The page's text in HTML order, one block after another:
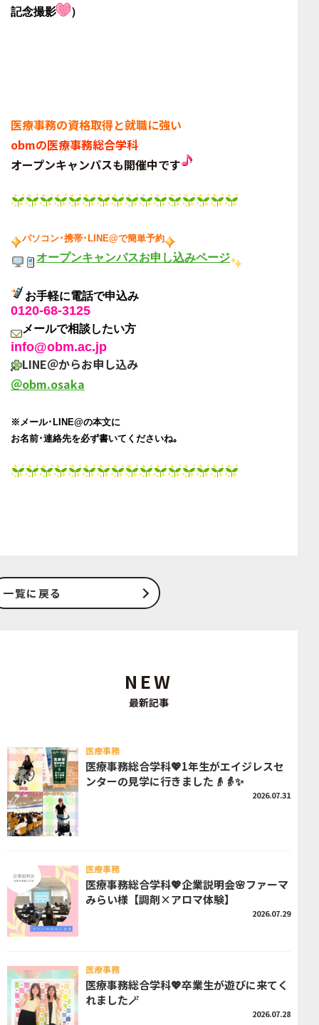
NEW
最新記事
医療事務
医療事務総合学科💖1年生がエイジレスセ
ンターの見学に行きました👴👵✨
2026.07.31
医療事務
医療事務総合学科💖企業説明会🌸ファーマ
みらい様【調剤×アロマ体験】
2026.07.29
医療事務
医療事務総合学科💖卒業生が遊びに来てく
れました🪄
2026.07.28
記念撮影
）
医療事務の資格取得と就職に強い
obmの医療事務総合学科
オープンキャンパスも開催中です
パソコン･携帯･LINE@で簡単予約
オープンキャンパスお申し込みページ
お手軽に電話で申込み
0120-68-3125
メールで相談したい方
info@obm.ac.jp
LINE＠からお申し込み
＠obm.osaka
※メール･LINE@の本文に
お名前･連絡先を必ず書いてくださいね｡
一覧に戻る